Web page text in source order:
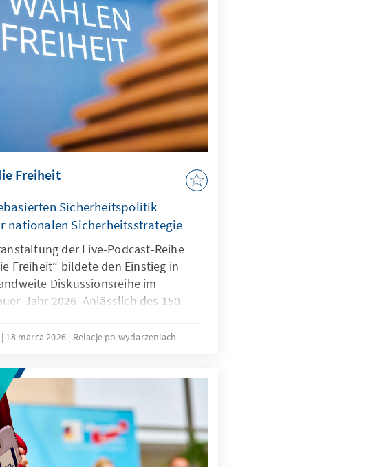
Freiheit
Sicherheitspolitik
nationalen Sicherheitsstrategie
der Live-Podcast-Reihe
Freiheit“ bildete den Einstieg in
Diskussionsreihe im
Jahr 2026. Anlässlich des 150.
Grundhaltung historisch
und politische
18 marca 2026 Relacje po wydarzeniach